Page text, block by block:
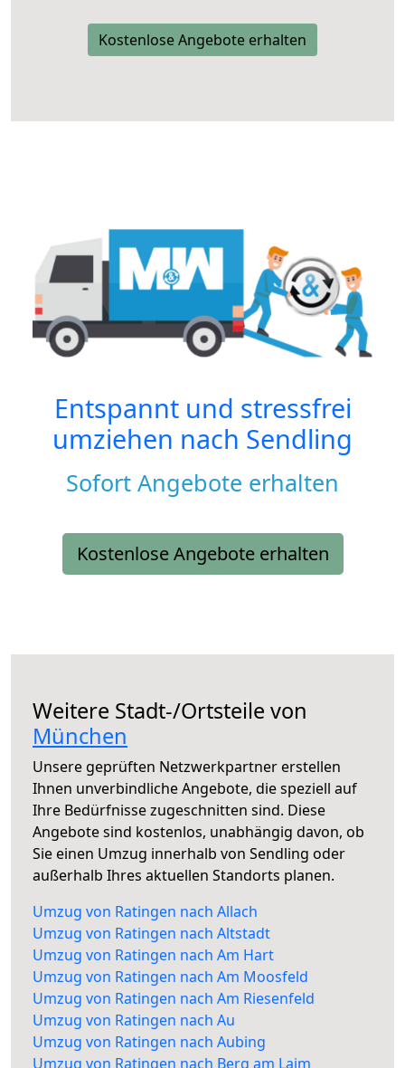
Kostenlose Angebote erhalten
Entspannt und stressfrei
umziehen nach Sendling
Sofort Angebote erhalten
Kostenlose Angebote erhalten
Weitere Stadt-/Ortsteile von
München
Unsere geprüften Netzwerkpartner erstellen
Ihnen unverbindliche Angebote, die speziell auf
Ihre Bedürfnisse zugeschnitten sind. Diese
Angebote sind kostenlos, unabhängig davon, ob
Sie einen Umzug innerhalb von Sendling oder
außerhalb Ihres aktuellen Standorts planen.
Umzug von Ratingen nach Allach
Umzug von Ratingen nach Altstadt
Umzug von Ratingen nach Am Hart
Umzug von Ratingen nach Am Moosfeld
Umzug von Ratingen nach Am Riesenfeld
Umzug von Ratingen nach Au
Umzug von Ratingen nach Aubing
Umzug von Ratingen nach Berg am Laim